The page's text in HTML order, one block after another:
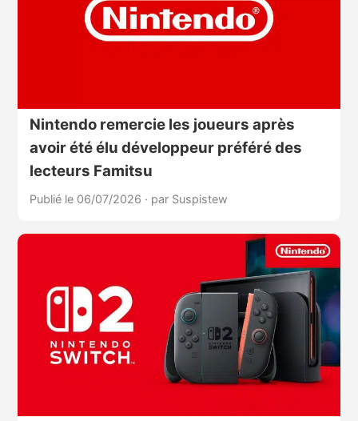
Nintendo remercie les joueurs après
avoir été élu développeur préféré des
lecteurs Famitsu
Publié le 06/07/2026 · par Suspistew